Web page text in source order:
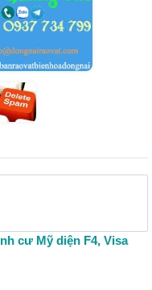
cư Mỹ diện F4, Visa